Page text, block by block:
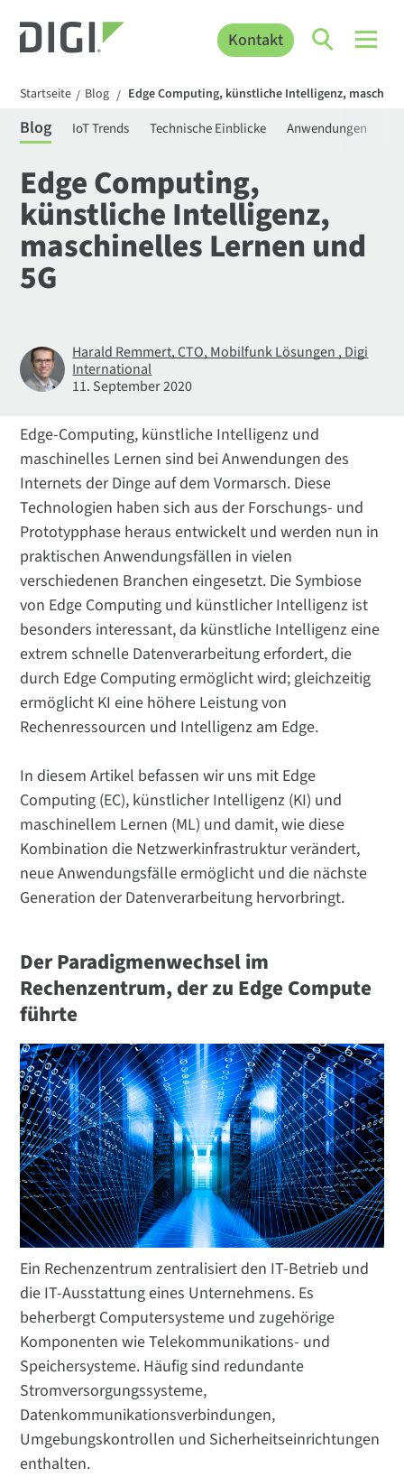
Kontakt
Startseite / Blog / Edge Computing, künstliche Intelligenz,
Blog IoT Trends Technische Einblicke Anwendungen
Edge Computing,
künstliche Intelligenz,
maschinelles Lernen und
5G
Harald Remmert, CTO, Mobilfunk Lösungen , Digi
International
11. September 2020
Edge-Computing, künstliche Intelligenz und
maschinelles Lernen sind bei Anwendungen des
Internets der Dinge auf dem Vormarsch. Diese
Technologien haben sich aus der Forschungs- und
Prototypphase heraus entwickelt und werden nun in
praktischen Anwendungsfällen in vielen
verschiedenen Branchen eingesetzt. Die Symbiose
von Edge Computing und künstlicher Intelligenz ist
besonders interessant, da künstliche Intelligenz eine
extrem schnelle Datenverarbeitung erfordert, die
durch Edge Computing ermöglicht wird; gleichzeitig
ermöglicht KI eine höhere Leistung von
Rechenressourcen und Intelligenz am Edge.
In diesem Artikel befassen wir uns mit Edge
Computing (EC), künstlicher Intelligenz (KI) und
maschinellem Lernen (ML) und damit, wie diese
Kombination die Netzwerkinfrastruktur verändert,
neue Anwendungsfälle ermöglicht und die nächste
Generation der Datenverarbeitung hervorbringt.
Der Paradigmenwechsel im
Rechenzentrum, der zu Edge Compute
führte
Ein Rechenzentrum zentralisiert den IT-Betrieb und
die IT-Ausstattung eines Unternehmens. Es
beherbergt Computersysteme und zugehörige
Komponenten wie Telekommunikations- und
Speichersysteme. Häufig sind redundante
Stromversorgungssysteme,
Datenkommunikationsverbindungen,
Umgebungskontrollen und Sicherheitseinrichtungen
enthalten.